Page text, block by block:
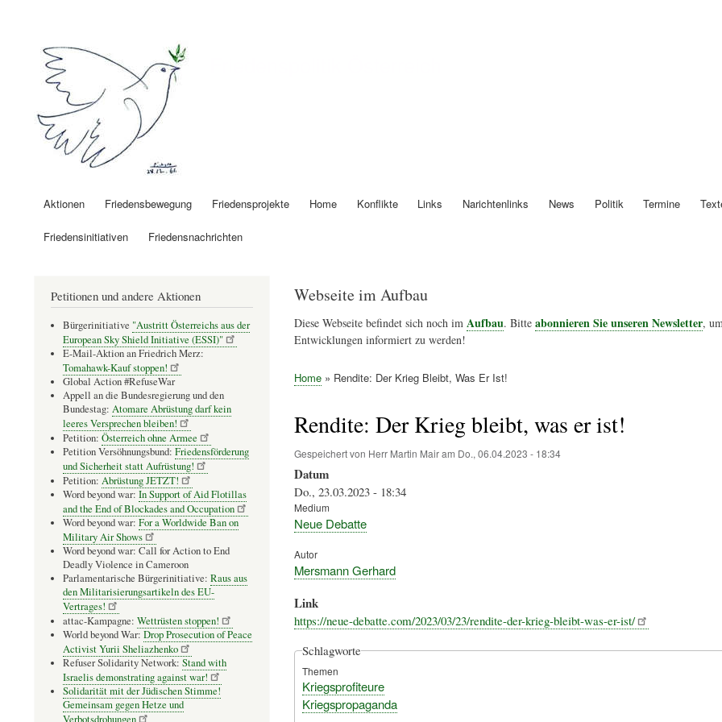
Hauptnavigation
Aktionen Friedensbewegung Friedensprojekte Home Konflikte Links Narichtenlinks News Politik Termine
Friedensinitiativen Friedensnachrichten
Webseite im Aufbau
Diese Webseite befindet sich noch im Aufbau. Bitte abonnieren Sie unseren Newsletter,
Entwicklungen informiert zu werden!
Home Rendite: Der Krieg Bleibt, Was Er Ist!
Rendite: Der Krieg bleibt, was er ist!
Gespeichert von Herr Martin Mairam Do., 06.04.2023 - 18:34
Datum
Do., 23.03.2023 - 18:34
Medium
Neue Debatte
Autor
Mersmann Gerhard
Link
https://neue-debatte.com/2023/03/23/rendite-der-krieg-bleibt-was-er-ist/
Schlagworte
Themen
Kriegsprofiteure
Kriegspropaganda
Petitionen und andere Aktionen
Bürgerinitiative "Austritt Österreichs aus der
European Sky Shield Initiative (ESSI)"
E-Mail-Aktion an Friedrich Merz:
Tomahawk-Kauf stoppen!
Global Action #RefuseWar
Appell an die Bundesregierung und den
Bundestag: Atomare Abrüstung darf kein
leeres Versprechen bleiben!
Petition: Österreich ohne Armee
Petition Versöhnungsbund: Friedensförderung
und Sicherheit statt Aufrüstung!
Petition: Abrüstung JETZT!
Word beyond war: In Support of Aid Flotillas
and the End of Blockades and Occupation
Word beyond war: For a Worldwide Ban on
Military Air Shows
Word beyond war: Call for Action to End
Deadly Violence in Cameroon
Parlamentarische Bürgerinitiative: Raus aus
den Militarisierungsartikeln des EU-
Vertrages!
attac-Kampagne: Wettrüsten stoppen!
World beyond War: Drop Prosecution of Peace
Activist Yurii Sheliazhenko
Refuser Solidarity Network: Stand with
Israelis demonstrating against war!
Solidarität mit der Jüdischen Stimme!
Gemeinsam gegen Hetze und
Verbotsdrohungen